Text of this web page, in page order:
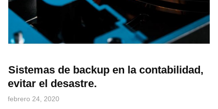
Sistemas de backup en la contabilidad,
evitar el desastre.
febrero 24, 2020